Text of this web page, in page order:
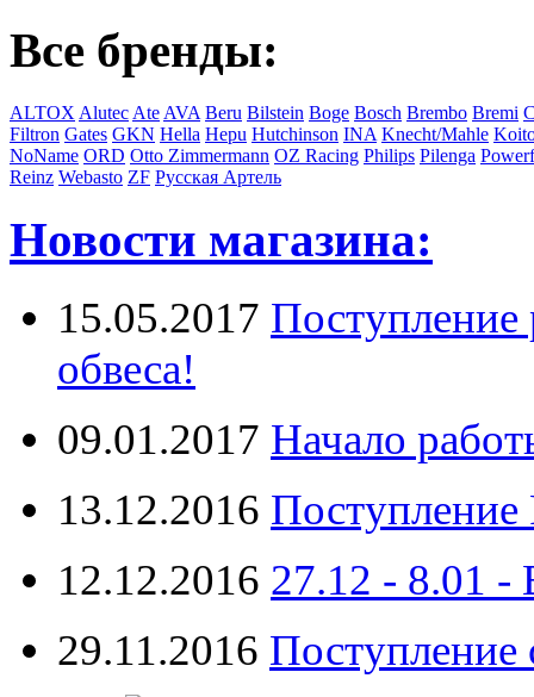
Все бренды:
ALTOX Alutec Ate AVA Beru Bilstein Boge Bosch Brembo Bremi
Filtron Gates GKN Hella Hepu Hutchinson INA Knecht/Mahle
NoName ORD Otto Zimmermann OZ Racing Philips Pilenga
Reinz Webasto ZF Русская Артель
Новости магазина:
15.05.2017 Поступление
обвеса!
09.01.2017 Начало
13.12.2016 Поступление
12.12.2016 27.12 -
29.11.2016 Поступление